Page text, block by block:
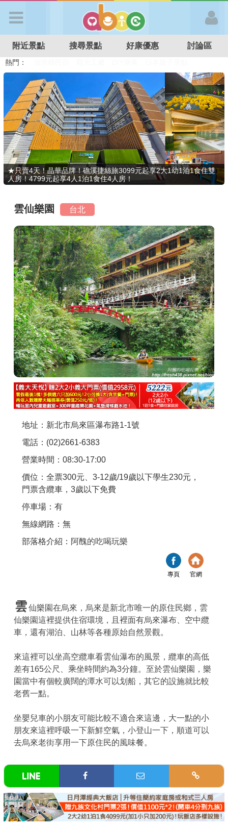
APP登入
首 頁
搜尋景點
好康優惠
最新消息
最新留言
商家合作
推薦景點
討論區
聯絡我們
APP下載
附近景點 搜尋景點 好康優惠 討論區
熱門：
特色遊戲場
親子住房優惠 台北親子餐廳 溫泉泡湯SPA
★只賣4天！晶華品牌！礁溪捷絲旅3099元起享2大1幼1泊1食住雙
人房！4799元起享4人1泊1食住4人房！
雲仙樂園 台北
地址：新北市烏來區瀑布路1-1號
電話：(02)2661-6383
營業時間：08:30-17:00
價位：全票300元、3-12歲/19歲以下學生230元，
門票含纜車，3歲以下免費
停車場：有
無線網路：無
部落格介紹： 阿醜的吃喝玩樂
專頁 官網
雲仙樂園在烏來，烏來是新北市唯一的原住民鄉，雲
仙樂園這裡提供住宿環境，且裡面有烏來瀑布、空中纜
車，還有湖泊、山林等各種原始自然景觀。
來這裡可以坐高空纜車看雲仙瀑布的風景，纜車的高低
差有165公尺、乘坐時間約為3分鐘。至於雲仙樂園，樂
園當中有個較廣闊的潭水可以划船，其它的設施就比較
老舊一點。
坐嬰兒車的小朋友可能比較不適合來這邊，大一點的小
朋友來這裡呼吸一下新鮮空氣，小登山一下，順道可以
去烏來老街享用一下原住民的風味餐。